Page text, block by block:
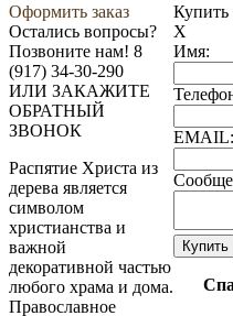
Оформить заказ
Купить
X
Имя:
EMAIL:
Остались вопросы?
Позвоните нам! 8
(917) 34-30-290
ИЛИ ЗАКАЖИТЕ
ОБРАТНЫЙ
ЗВОНОК
Распятие Христа из
дерева является
символом
христианства и
важной
декоративной частью
любого храма и дома.
Православное